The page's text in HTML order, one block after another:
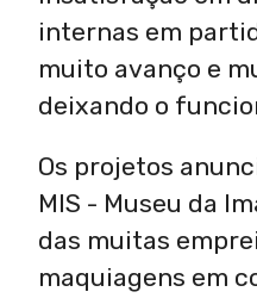
internas em
muito avanço e
deixando o
Os projetos
MIS - Museu da
das muitas
maquiagens em